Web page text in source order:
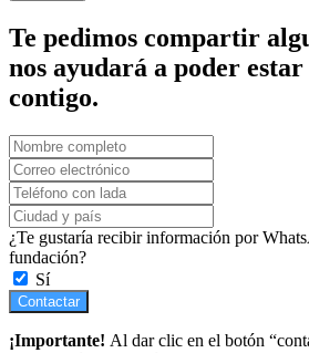
Te pedimos compartir
nos ayudará a poder
contigo.
¿Te gustaría recibir información por
fundación?
Sí
Contactar
¡Importante! Al dar clic en el botón